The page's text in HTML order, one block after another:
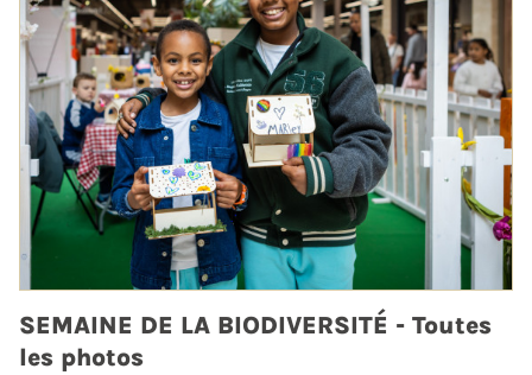
SEMAINE DE LA BIODIVERSITÉ - Toutes
les photos